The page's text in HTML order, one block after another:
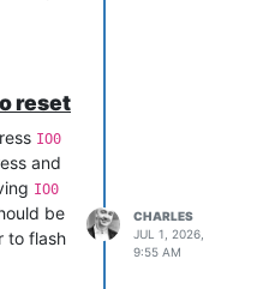
+ la
juste
after last struct element
after the First + \0
suivant
reset
IO0
and
IO0
be
to flash
CHARLES
JUL 1, 2026,
9:55 AM